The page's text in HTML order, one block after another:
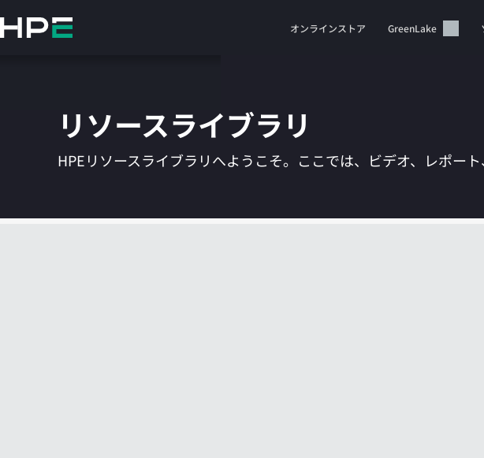
イ
ッ
オンラインストア GreenLake
カ
リソースライブラリ
HPEリソースライブラリへようこそ。ここでは、ビデオ、レポー